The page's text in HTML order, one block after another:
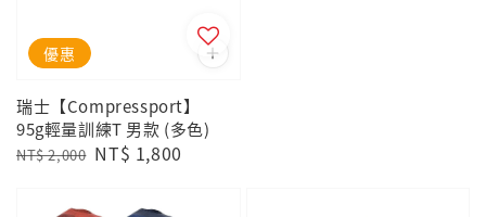
優惠
瑞士【Compressport】
95g輕量訓練T 男款 (多色)
Regular
NT$ 2,000 Sale
NT$ 1,800